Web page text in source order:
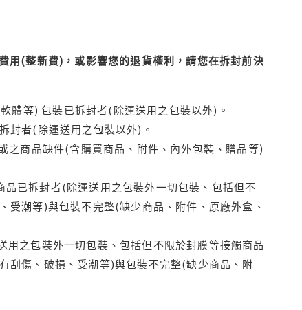
用(整新費)，或影響您的退貨權利，請您在拆封前決
體等) 包裝已拆封者(除運送用之包裝以外)。
封者(除運送用之包裝以外)。
商品缺件(含購買商品、附件、內外包裝、贈品等)
已拆封者(除運送用之包裝外一切包裝、包括但不
受潮等)與包裝不完整(缺少商品、附件、原廠外盒、
之包裝外一切包裝、包括但不限於封膜等接觸商品
刮傷、破損、受潮等)與包裝不完整(缺少商品、附